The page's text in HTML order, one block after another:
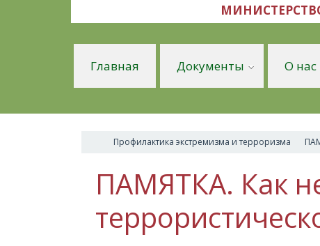
Главная Документы О нас
Профилактика экстремизма и терроризма
​ПАМЯТКА. Как